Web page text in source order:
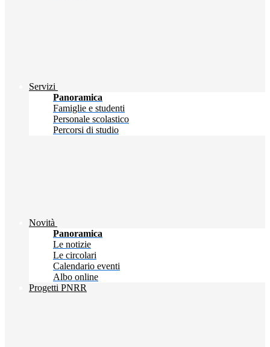
Servizi
Panoramica
Famiglie e studenti
Personale scolastico
Percorsi di studio
Novità
Panoramica
Le notizie
Le circolari
Calendario eventi
Albo online
Progetti PNRR